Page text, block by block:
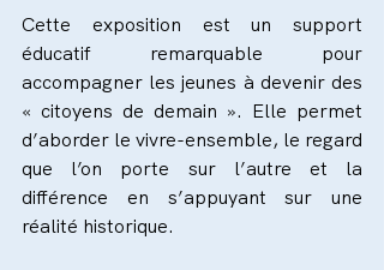
Cette exposition est un support
éducatif remarquable pour
accompagner les jeunes à devenir des
« citoyens de demain ». Elle permet
d’aborder le vivre-ensemble, le regard
que l’on porte sur l’autre et la
différence en s’appuyant sur une
réalité historique.